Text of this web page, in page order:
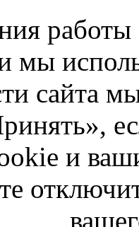
работы
мы
сайта
и